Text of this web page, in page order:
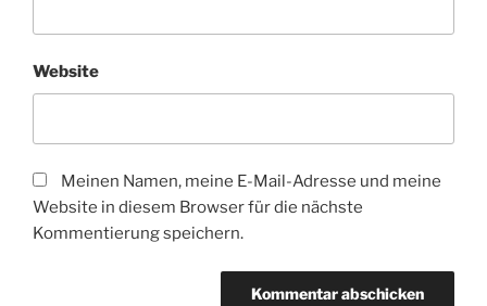
Website
Meinen Namen, meine E-Mail-Adresse und meine
Website in diesem Browser für die nächste
Kommentierung speichern.